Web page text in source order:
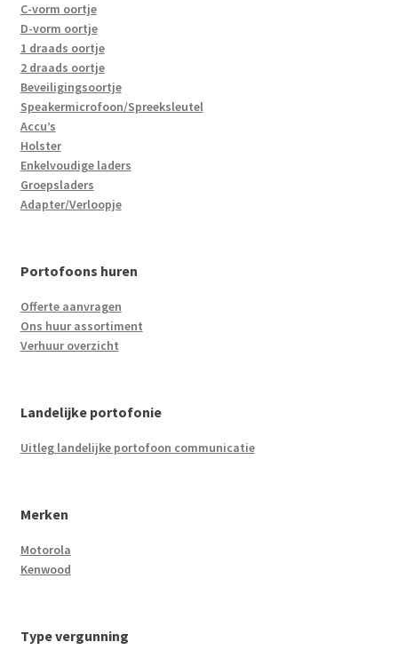
C-vorm oortje
D-vorm oortje
1 draads oortje
2 draads oortje
Beveiligingsoortje
Speakermicrofoon/Spreeksleutel
Accu’s
Holster
Enkelvoudige laders
Groepsladers
Adapter/Verloopje
Portofoons huren
Offerte aanvragen
Ons huur assortiment
Verhuur overzicht
Landelijke portofonie
Uitleg landelijke portofoon communicatie
Merken
Motorola
Kenwood
Type vergunning